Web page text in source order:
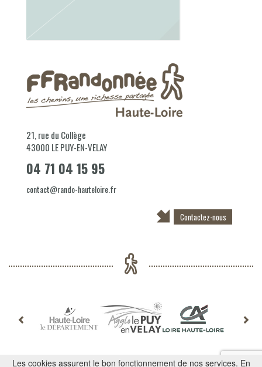
21, rue du Collège
43000 LE PUY-EN-VELAY
04 71 04 15 95
contact@rando-hauteloire.fr
Contactez-nous
Les cookies assurent le bon fonctionnement de nos services. En